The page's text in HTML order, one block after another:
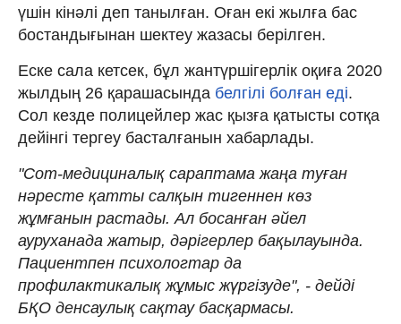
үшін кінәлі деп танылған. Оған екі жылға бас
бостандығынан шектеу жазасы берілген.
Еске сала кетсек, бұл жантүршігерлік оқиға 2020
жылдың 26 қарашасында белгілі болған еді.
Сол кезде полицейлер жас қызға қатысты сотқа
дейінгі тергеу басталғанын хабарлады.
"Сот-медициналық сараптама жаңа туған
нәресте қатты салқын тигеннен көз
жұмғанын растады. Ал босанған әйел
ауруханада жатыр, дәрігерлер бақылауында.
Пациентпен психологтар да
профилактикалық жұмыс жүргізуде", - дейді
БҚО денсаулық сақтау басқармасы.